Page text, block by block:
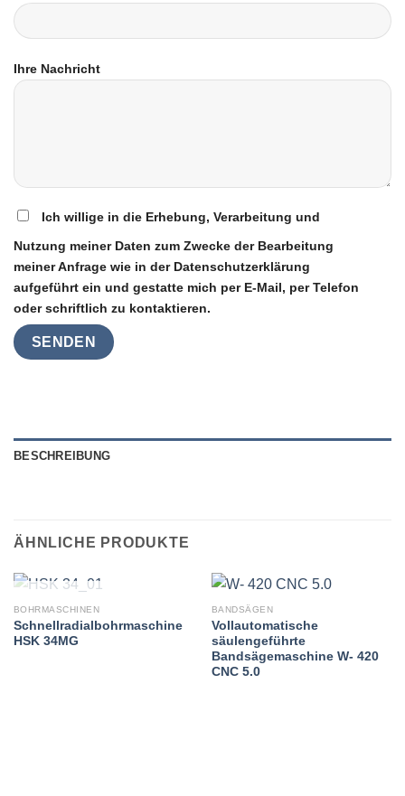
Ihre Nachricht
Ich willige in die Erhebung, Verarbeitung und
Nutzung meiner Daten zum Zwecke der Bearbeitung
meiner Anfrage wie in der Datenschutzerklärung
aufgeführt ein und gestatte mich per E-Mail, per Telefon
oder schriftlich zu kontaktieren.
BESCHREIBUNG
ÄHNLICHE PRODUKTE
NICHT VORRÄTIG
BOHRMASCHINEN
Schnellradialbohrmaschine
HSK 34MG
BANDSÄGEN
Vollautomatische
säulengeführte
Bandsägemaschine W- 420
CNC 5.0